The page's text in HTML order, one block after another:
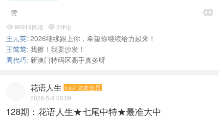

赞
90919阅读 3评论
王元英: 2026继续跟上你，希望你继续给力起来！
王莺莺: 我擦！我要沙发！
周代巧: 新澳门特码区高手真多呀
花语人生 Lv.2 义友会员
2026-5-8 00:09
128期：花语人生★七尾中特★最准大中